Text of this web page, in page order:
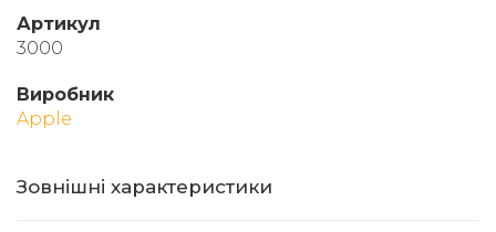
Артикул
3000
Виробник
Apple
Зовнішні характеристики